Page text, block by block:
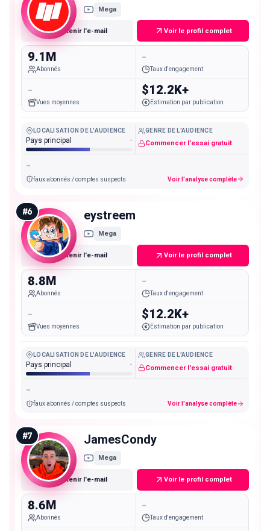
Mega
Obtenir l'e-mail Voir le profil complet
9.1M
Abonnés
-
Taux d'engagement
-
Vues moyennes
$12.2K+
Estimation par publication
LOCALISATION DE L'AUDIENCE
Pays principal -
GENRE DE L'AUDIENCE
Commencer l'essai gratuit
-
faux abonnés / comptes suspects Voir l'analyse complète
#6 eystreem
Mega
Obtenir l'e-mail Voir le profil complet
8.8M
Abonnés
-
Taux d'engagement
-
Vues moyennes
$12.2K+
Estimation par publication
LOCALISATION DE L'AUDIENCE
Pays principal -
GENRE DE L'AUDIENCE
Commencer l'essai gratuit
-
faux abonnés / comptes suspects Voir l'analyse complète
#7 JamesCondy
Mega
Obtenir l'e-mail Voir le profil complet
8.6M
Abonnés
-
Taux d'engagement